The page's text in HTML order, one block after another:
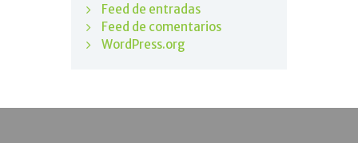
Feed de entradas
Feed de comentarios
WordPress.org